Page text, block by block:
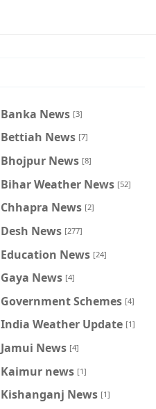
Banka News [3]
Bettiah News [7]
Bhojpur News [8]
Bihar Weather News [52]
Chhapra News [2]
Desh News [277]
Education News [24]
Gaya News [4]
Government Schemes [4]
India Weather Update [1]
Jamui News [4]
Kaimur news [1]
Kishanganj News [1]